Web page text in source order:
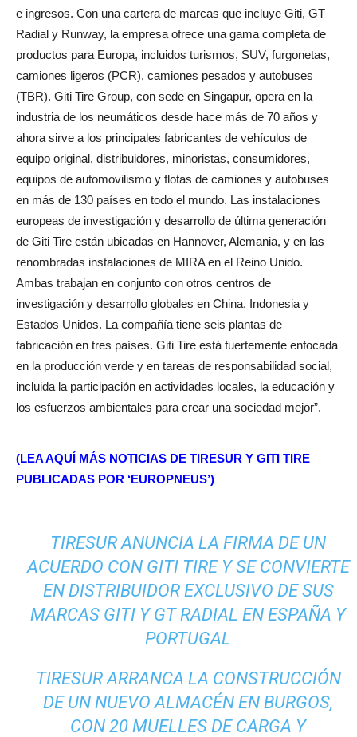
e ingresos. Con una cartera de marcas que incluye Giti, GT
Radial y Runway, la empresa ofrece una gama completa de
productos para Europa, incluidos turismos, SUV, furgonetas,
camiones ligeros (PCR), camiones pesados y autobuses
(TBR). Giti Tire Group, con sede en Singapur, opera en la
industria de los neumáticos desde hace más de 70 años y
ahora sirve a los principales fabricantes de vehículos de
equipo original, distribuidores, minoristas, consumidores,
equipos de automovilismo y flotas de camiones y autobuses
en más de 130 países en todo el mundo. Las instalaciones
europeas de investigación y desarrollo de última generación
de Giti Tire están ubicadas en Hannover, Alemania, y en las
renombradas instalaciones de MIRA en el Reino Unido.
Ambas trabajan en conjunto con otros centros de
investigación y desarrollo globales en China, Indonesia y
Estados Unidos. La compañía tiene seis plantas de
fabricación en tres países. Giti Tire está fuertemente enfocada
en la producción verde y en tareas de responsabilidad social,
incluida la participación en actividades locales, la educación y
los esfuerzos ambientales para crear una sociedad mejor”.
(LEA AQUÍ MÁS NOTICIAS DE TIRESUR Y GITI TIRE
PUBLICADAS POR ‘EUROPNEUS’)
TIRESUR ANUNCIA LA FIRMA DE UN
ACUERDO CON GITI TIRE Y SE CONVIERTE
EN DISTRIBUIDOR EXCLUSIVO DE SUS
MARCAS GITI Y GT RADIAL EN ESPAÑA Y
PORTUGAL
TIRESUR ARRANCA LA CONSTRUCCIÓN
DE UN NUEVO ALMACÉN EN BURGOS,
CON 20 MUELLES DE CARGA Y